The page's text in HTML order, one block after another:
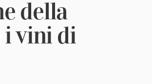
della
i vini di